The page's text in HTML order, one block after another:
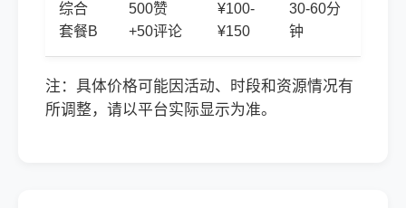
综合
套餐B
500赞
+50评论
¥100-
¥150
30-60分
钟
注：具体价格可能因活动、时段和资源情况有
所调整，请以平台实际显示为准。